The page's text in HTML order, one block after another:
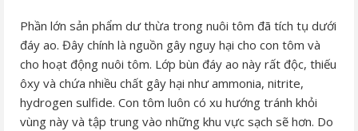
Phần lớn sản phẩm dư thừa trong nuôi tôm đã tích tụ dưới
đáy ao. Đây chính là nguồn gây nguy hại cho con tôm và
cho hoạt động nuôi tôm. Lớp bùn đáy ao này rất độc, thiếu
ôxy và chứa nhiều chất gây hại như ammonia, nitrite,
hydrogen sulfide. Con tôm luôn có xu hướng tránh khỏi
vùng này và tập trung vào những khu vực sạch sẽ hơn. Do